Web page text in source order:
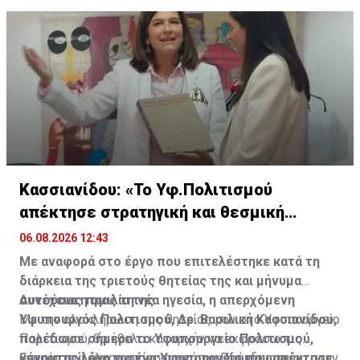
της μεθοδολογίας και στην εξέταση θεμάτων ουσίας.
Κασσιανίδου: «Το Υφ.Πολιτισμού
απέκτησε στρατηγική και θεσμική
ωριμότητα»
06.08.2026 12:43
Με αναφορά στο έργο που επιτελέστηκε κατά τη
διάρκεια της τριετούς θητείας της και μήνυμα
συνέχειας προς τη νέα ηγεσία, η απερχόμενη
Υφυπουργός Πολιτισμού, Δρ. Βασιλική Κασσιανίδου,
παρέδωσε σήμερα το Υφυπουργείο Πολιτισμού,
Αυτούσια η ομιλία της
Με την ολοκλήρωση της θητείας μου στο Υφυπουργείο
Πολιτισμού, θα ήθελα καταρχήν να εκφράσω τις